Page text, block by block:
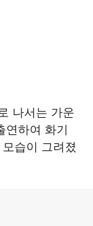
나서는 가운
연하여 화기
습이 그려졌